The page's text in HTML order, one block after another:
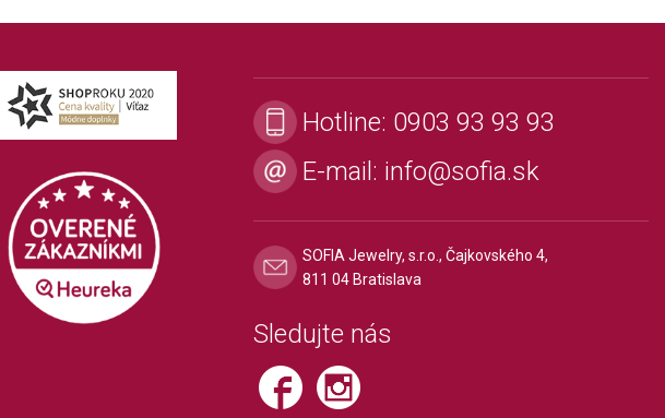
Hotline: 0903 93 93 93
E-mail: info@sofia.sk
SOFIA Jewelry, s.r.o., Čajkovského 4,
811 04 Bratislava
Sledujte nás